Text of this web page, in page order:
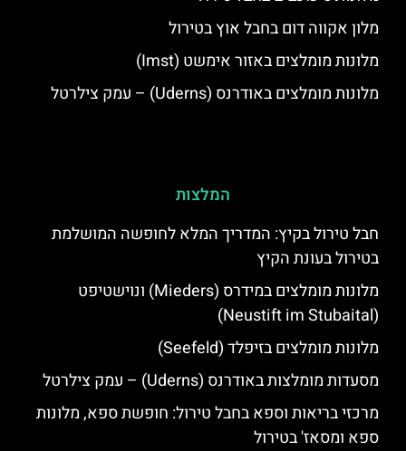
מלון אקווה דום בחבל אוץ בטירול
מלונות מומלצים באזור אימשט (Imst)
מלונות מומלצים באודרנס (Uderns) – עמק צילרטל
המלצות
חבל טירול בקיץ: המדריך המלא לחופשה המושלמת
בטירול בעונת הקיץ
מלונות מומלצים במידרס (Mieders) ונוישטיפט
(Neustift im Stubaital)
מלונות מומלצים בזיפלד (Seefeld)
מסעדות מומלצות באודרנס (Uderns) – עמק צילרטל
מרכזי בריאות וספא בחבל טירול: חופשת ספא, מלונות
ספא ומסאז' בטירול